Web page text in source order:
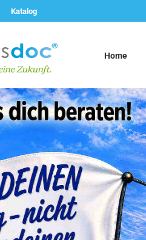
Katalog
Home